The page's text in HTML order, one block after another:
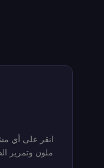
انقر على أي
ملون وتمرير